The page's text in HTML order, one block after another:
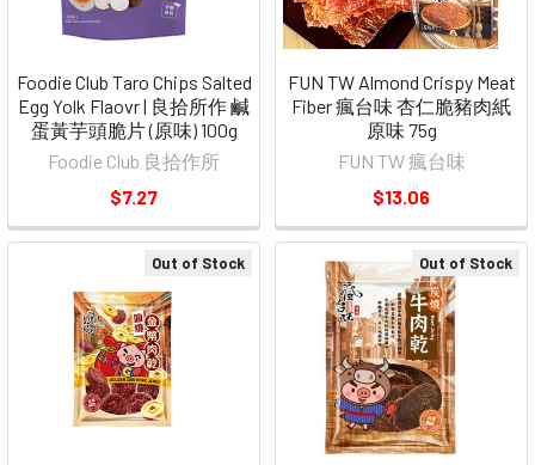
Foodie Club Taro Chips Salted
Egg Yolk Flaovr | 良拾所作 鹹
蛋黃芋頭脆片 (原味) 100g
Foodie Club 良拾作所
$7.27
FUN TW Almond Crispy Meat
Fiber 瘋台味 杏仁脆豬肉紙
原味 75g
FUN TW 瘋台味
$13.06
Out of Stock Out of Stock